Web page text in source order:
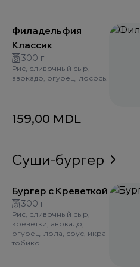
Филадельфия
Классик
300 г
Рис, сливочный сыр,
авокадо, огурец, лосось.
159,00 MDL
Суши-бургер
Бургер с Креветкой
300 г
Рис, сливочный сыр,
креветки, авокадо,
огурец, лола, соус, икра
тобико.